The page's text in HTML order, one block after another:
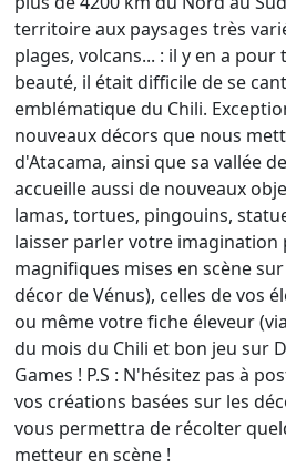
territoire aux paysages très
plages, volcans... : il y en a
beauté, il était difficile de se
emblématique du Chili.
nouveaux décors que nous
d'Atacama, ainsi que sa vallée
accueille aussi de nouveaux
lamas, tortues, pingouins,
laisser parler votre
magnifiques mises en scène
décor de Vénus), celles de vos
ou même votre fiche éleveur
du mois du Chili et bon jeu sur
Games ! P.S : N'hésitez pas à
vos créations basées sur les
vous permettra de récolter
metteur en scène !